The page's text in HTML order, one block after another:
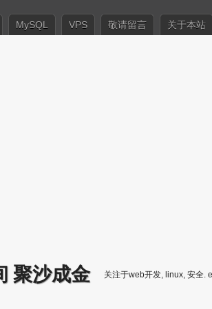
MySQL VPS 敬请留言 关于本站
聚沙成金 关注于web开发, linux, 安全.